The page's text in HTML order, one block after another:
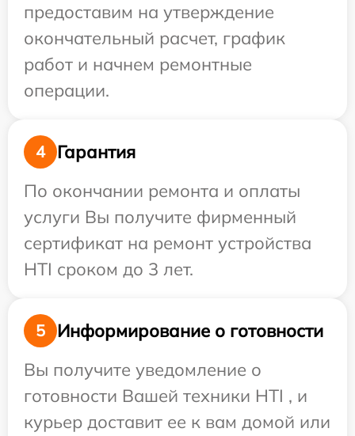
предоставим на утверждение
окончательный расчет, график
работ и начнем ремонтные
операции.
4
Гарантия
По окончании ремонта и оплаты
услуги Вы получите фирменный
сертификат на ремонт устройства
HTI сроком до 3 лет.
5
Информирование о готовности
Вы получите уведомление о
готовности Вашей техники HTI , и
курьер доставит ее к вам домой или